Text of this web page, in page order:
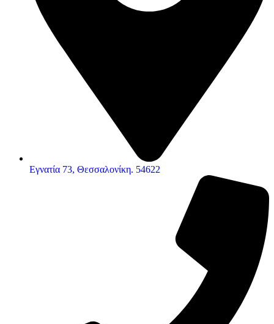
Εγνατία 73, Θεσσαλονίκη. 54622